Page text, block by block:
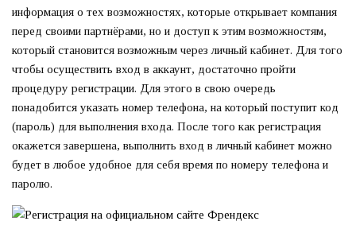
информация о тех возможностях, которые открывает компания
перед своими партнёрами, но и доступ к этим возможностям,
который становится возможным через личный кабинет. Для того
чтобы осуществить вход в аккаунт, достаточно пройти
процедуру регистрации. Для этого в свою очередь
понадобится указать номер телефона, на который поступит код
(пароль) для выполнения входа. После того как регистрация
окажется завершена, выполнить вход в личный кабинет можно
будет в любое удобное для себя время по номеру телефона и
паролю.